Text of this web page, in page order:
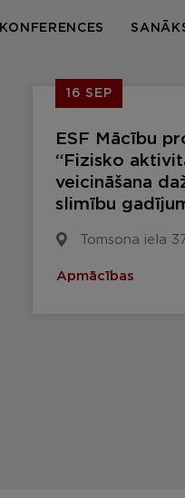
KONFERENCES
16 SEP
ESF Mācību
“Fizisko
veicināšana
slimību
Tomsona iela
Apmācības